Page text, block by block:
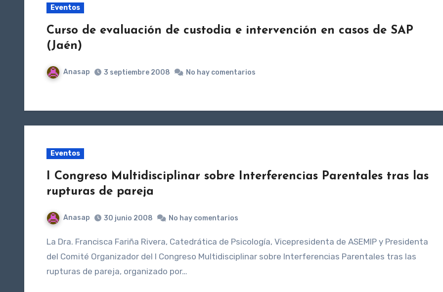
Eventos
Curso de evaluación de custodia e intervención en casos de SAP
(Jaén)
Anasap 3 septiembre 2008 No hay comentarios
Eventos
I Congreso Multidisciplinar sobre Interferencias Parentales tras las
rupturas de pareja
Anasap 30 junio 2008 No hay comentarios
La Dra. Francisca Fariña Rivera, Catedrática de Psicología, Vicepresidenta de ASEMIP y Presidenta
del Comité Organizador del I Congreso Multidisciplinar sobre Interferencias Parentales tras las
rupturas de pareja, organizado por…